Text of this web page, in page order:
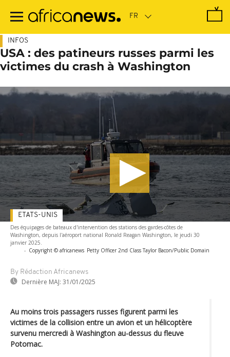
contenu
INFOS
USA : des patineurs russes parmi les
victimes du crash à Washington
Des équipages de bateaux d'intervention des stations des gardes-côtes de
Washington, depuis l'aéroport national Ronald Reagan Washington, le jeudi 30
janvier 2025.
- Copyright © africanews Petty Officer 2nd Class Taylor Bacon/Public Domain
By Rédaction Africanews
Dernière MAJ: 31/01/2025
ETATS-UNIS
Au moins trois passagers russes figurent parmi les
victimes de la collision entre un avion et un hélicoptère
survenu mercredi à Washington au-dessus du fleuve
Potomac.